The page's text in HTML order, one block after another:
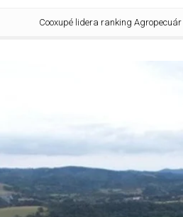
Cooxupé lidera ranking Agropecuário Mineiro